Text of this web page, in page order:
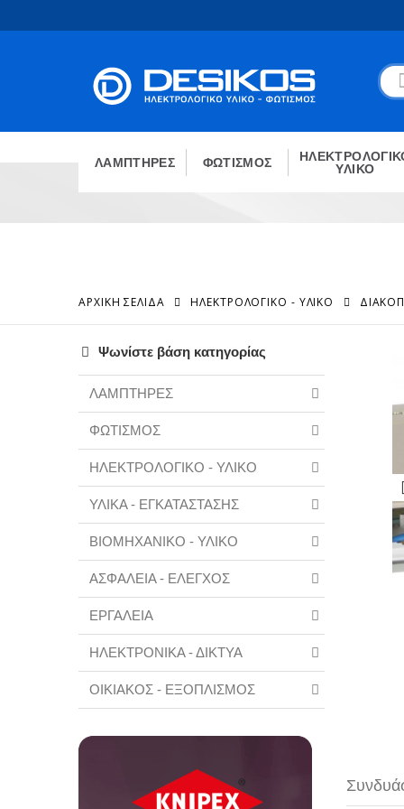
ΛΑΜΠΤΗΡΕΣ ΦΩΤΙΣΜΟΣ
ΥΛΙΚΟ
ΑΡΧΙΚΉ ΣΕΛΊΔΑ ΗΛΕΚΤΡΟΛΟΓΙΚΟ - ΥΛΙΚΟ
Ψωνίστε βάση κατηγορίας
ΛΑΜΠΤΗΡΕΣ
ΦΩΤΙΣΜΟΣ
ΗΛΕΚΤΡΟΛΟΓΙΚΟ - ΥΛΙΚΟ
ΥΛΙΚΑ - ΕΓΚΑΤΑΣΤΑΣΗΣ
ΒΙΟΜΗΧΑΝΙΚΟ - ΥΛΙΚΟ
ΑΣΦΑΛΕΙΑ - ΕΛΕΓΧΟΣ
ΕΡΓΑΛΕΙΑ
ΗΛΕΚΤΡΟΝΙΚΑ - ΔΙΚΤΥΑ
ΟΙΚΙΑΚΟΣ - ΕΞΟΠΛΙΣΜΟΣ